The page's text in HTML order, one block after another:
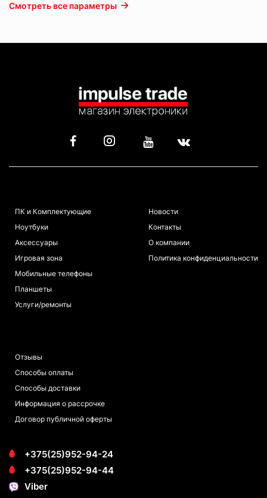
Смотреть все параметры
ПК и Комплектующие
Ноутбуки
Аксессуары
Игровая зона
Мобильные телефоны
Планшеты
Услуги/ремонты
Новости
Контакты
О компании
Политика конфиденциальности
Отзывы
Способы оплаты
Способы доставки
Информация о рассрочке
Договор публичной оферты
+375(25)952-94-24
+375(25)952-94-44
Viber